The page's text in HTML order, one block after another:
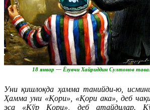
18 январ — Ёзувчи Хайриддин Султонов
Уни қишлоқда ҳамма танийди-ю,
Ҳамма уни «Қори», «Қори ака», деб
эса «Кўр Қори», деб атайдилар.